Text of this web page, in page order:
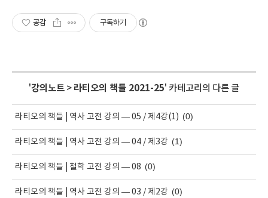
공감 구독하기
'강의노트 > 라티오의 책들 2021-25' 카테고리의 다른 글
라티오의 책들 | 역사 고전 강의 — 05 / 제4강(1) (0)
라티오의 책들 | 역사 고전 강의 — 04 / 제3강 (1)
라티오의 책들 | 철학 고전 강의 — 08 (0)
라티오의 책들 | 역사 고전 강의 — 03 / 제2강 (0)